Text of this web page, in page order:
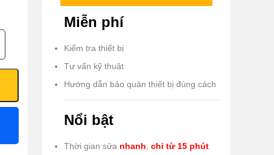
Miễn phí
Kiểm tra thiết bị
Tư vấn kỹ thuật
Hướng dẫn bảo quản thiết bị đúng cách
Nổi bật
Thời gian sửa nhanh chỉ từ 15 phút